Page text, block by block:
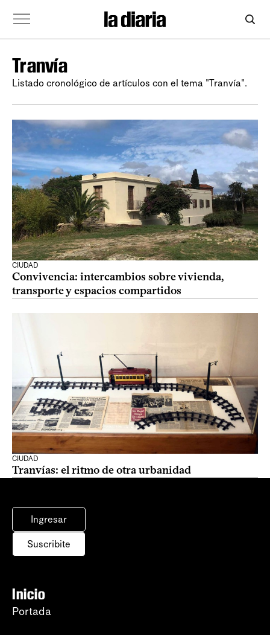
Tranvía
Listado cronológico de artículos con el tema "Tranvía".
CIUDAD
Convivencia: intercambios sobre vivienda,
transporte y espacios compartidos
CIUDAD
Tranvías: el ritmo de otra urbanidad
Ingresar
Suscribite
Inicio
Portada